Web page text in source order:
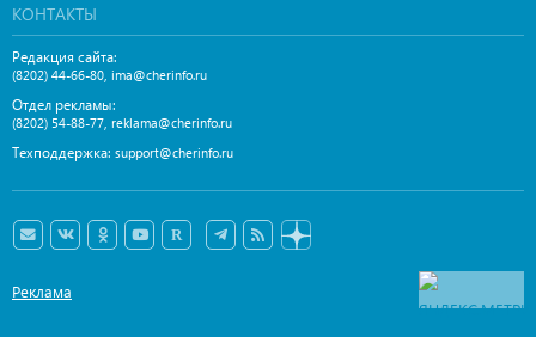
КОНТАКТЫ
Редакция сайта:
(8202) 44-66-80 ima@cherinfo.ru
Отдел рекламы:
(8202) 54-88-77 reklama@cherinfo.ru
Техподдержка: support@cherinfo.ru
Реклама